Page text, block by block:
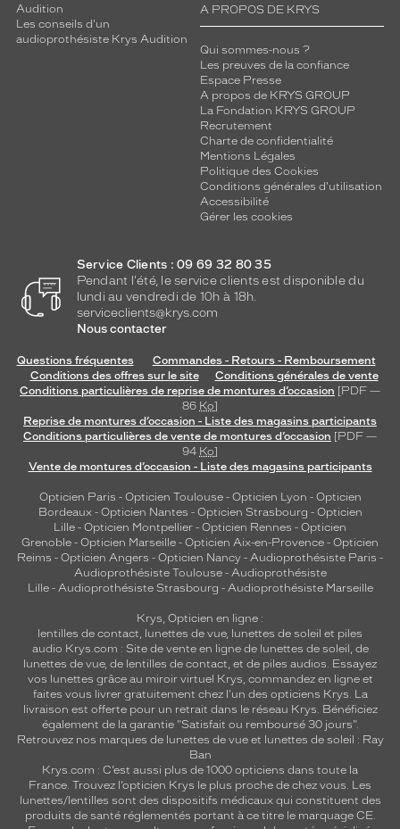
Audition
Les conseils d'un
audioprothésiste Krys Audition
A PROPOS DE KRYS
Qui sommes-nous ?
Les preuves de la confiance
Espace Presse
A propos de KRYS GROUP
La Fondation KRYS GROUP
Recrutement
Charte de confidentialité
Mentions Légales
Politique des Cookies
Conditions générales d'utilisation
Accessibilité
Gérer les cookies
Service Clients : 09 69 32 80 35
Pendant l'été, le service clients est disponible du
lundi au vendredi de 10h à 18h.
serviceclients@krys.com
Nous contacter
Questions fréquentes
Commandes - Retours - Remboursement
Conditions des offres sur le site
Conditions générales de vente
Conditions particulières de reprise de montures d’occasion [PDF —
86 Ko]
Reprise de montures d’occasion - Liste des magasins participants
Conditions particulières de vente de montures d’occasion [PDF —
94 Ko]
Vente de montures d’occasion - Liste des magasins participants
Opticien Paris - Opticien Toulouse- Opticien Lyon - Opticien
Bordeaux- Opticien Nantes - Opticien Strasbourg - Opticien
Lille - Opticien Montpellier - Opticien Rennes - Opticien
Grenoble - Opticien Marseille - Opticien Aix-en-Provence - Opticien
Reims - Opticien Angers - Opticien Nancy - Audioprothésiste Paris -
Audioprothésiste Toulouse- Audioprothésiste
Lille- Audioprothésiste Strasbourg - Audioprothésiste Marseille
Krys, Opticien en ligne :
lentilles de contact, lunettes de vue, lunettes de soleil et piles
audio Krys.com : Site de vente en ligne de lunettes de soleil, de
lunettes de vue, de lentilles de contact, et de piles audios. Essayez
vos lunettes grâce au miroir virtuel Krys, commandez en ligne et
faites vous livrer gratuitement chez l'un des opticiens Krys. La
livraison est offerte pour un retrait dans le réseau Krys. Bénéficiez
également de la garantie "Satisfait ou remboursé 30 jours".
Retrouvez nos marques de lunettes de vue et lunettes de soleil : Ray
Ban
Krys.com : C’est aussi plus de 1000 opticiens dans toute la
France. Trouvez l’opticien Krys le plus proche de chez vous. Les
lunettes/lentilles sont des dispositifs médicaux qui constituent des
produits de santé réglementés portant à ce titre le marquage CE.